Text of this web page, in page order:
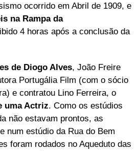
ocorrido em Abril de 1909, e
na Rampa da
4 horas após a conclusão da
de Diogo Alves, João Freire
Portugália Film (com o sócio
e contratou Lino Ferreira, o
uma Actriz. Como os estúdios
não estavam prontos, as
num estúdio da Rua do Bem
foram rodados no Aqueduto das